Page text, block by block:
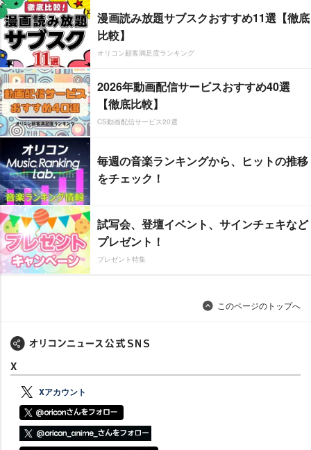
漫画読み放題サブスクおすすめ11選【徹底
比較】
オリコン顧客満足度ランキング
2026年動画配信サービスおすすめ40選
【徹底比較】
CS動画配信サービス20選
毎週の音楽ランキングから、ヒットの推移
をチェック！
試写会、登壇イベント、サインチェキなど
プレゼント！
プレゼント特集
このページのトップへ
X
Xアカウント